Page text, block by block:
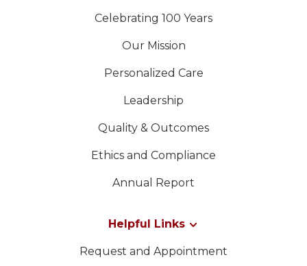
Celebrating 100 Years
Our Mission
Personalized Care
Leadership
Quality & Outcomes
Ethics and Compliance
Annual Report
Helpful Links
Request and Appointment